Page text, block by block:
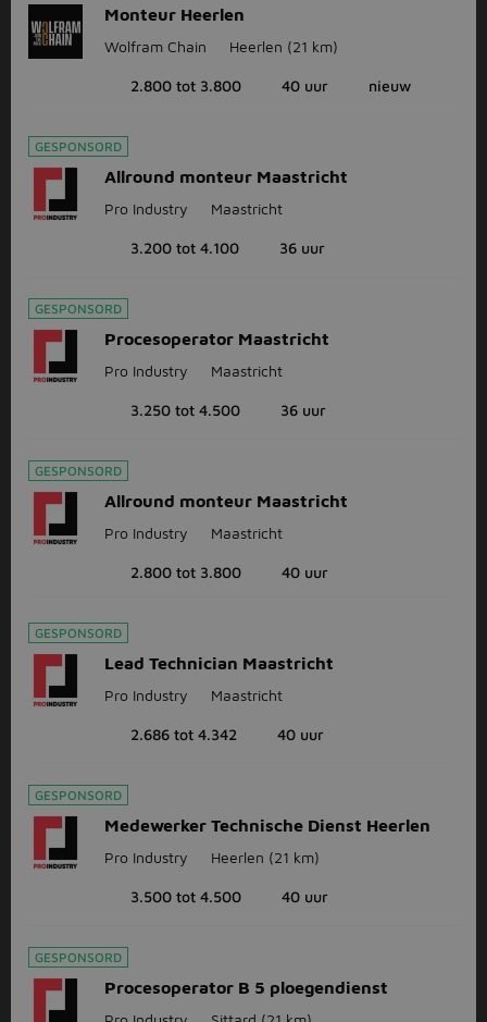
Monteur Heerlen
Wolfram Chain Heerlen (21 km)
2.800 tot 3.800 40 uur nieuw
GESPONSORD
Allround monteur Maastricht
Pro Industry Maastricht
3.200 tot 4.100 36 uur
GESPONSORD
Procesoperator Maastricht
Pro Industry Maastricht
3.250 tot 4.500 36 uur
GESPONSORD
Allround monteur Maastricht
Pro Industry Maastricht
2.800 tot 3.800 40 uur
GESPONSORD
Lead Technician Maastricht
Pro Industry Maastricht
2.686 tot 4.342 40 uur
GESPONSORD
Medewerker Technische Dienst Heerlen
Pro Industry Heerlen (21 km)
3.500 tot 4.500 40 uur
GESPONSORD
Procesoperator B 5 ploegendienst